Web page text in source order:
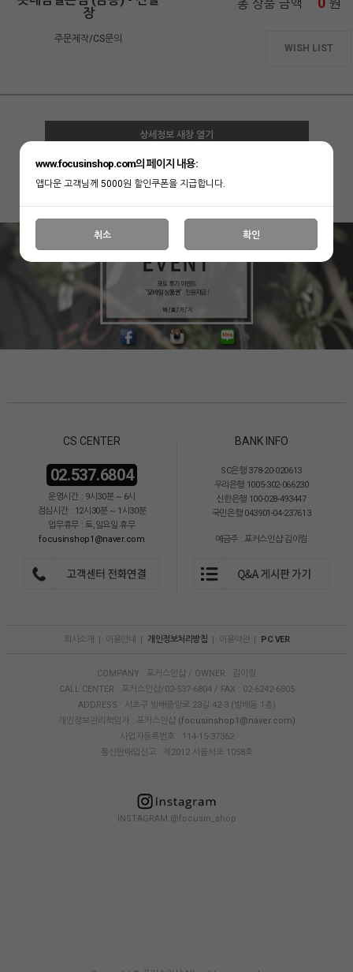
장
주문제작/CS문의
총 상품 금액 원
WISH LIST
상세정보 새창 열기
상세 정보를 확대해 보실 수 있습니다.
CS CENTER
02.537.6804
운영시간 : 9시30분 ~ 6시
점심시간 : 12시30분 ~ 1시30분
업무휴무 : 토,일요일 휴무
focusinshop1@naver.com
BANK INFO
SC은행 378-20-020613
우리은행 1005-302-066230
신한은행 100-028-493447
국민은행 043901-04-237613
예금주 : 포커스인샵 김이림
회사소개 | 이용안내 | 개인정보처리방침 | 이용약관 | PC VER
COMPANY : 포커스인샵 / OWNER : 김이림
CALL CENTER : 포커스인샵/02-537-6804 / FAX : 02-6242-6805
ADDRESS : 서초구 방배중앙로 23길 42-3 (방배동 1층)
개인정보관리책임자 : 포커스인샵 (focusinshop1@naver.com)
사업자등록번호 : 114-15-37362
통신판매업신고 : 제2012 서울서초 1058호
INSTAGRAM @focusin_shop
www.focusinshop.com의 페이지 내용:
앱다운 고객님께 5000원 할인쿠폰을 지급합니다.
취소 확인